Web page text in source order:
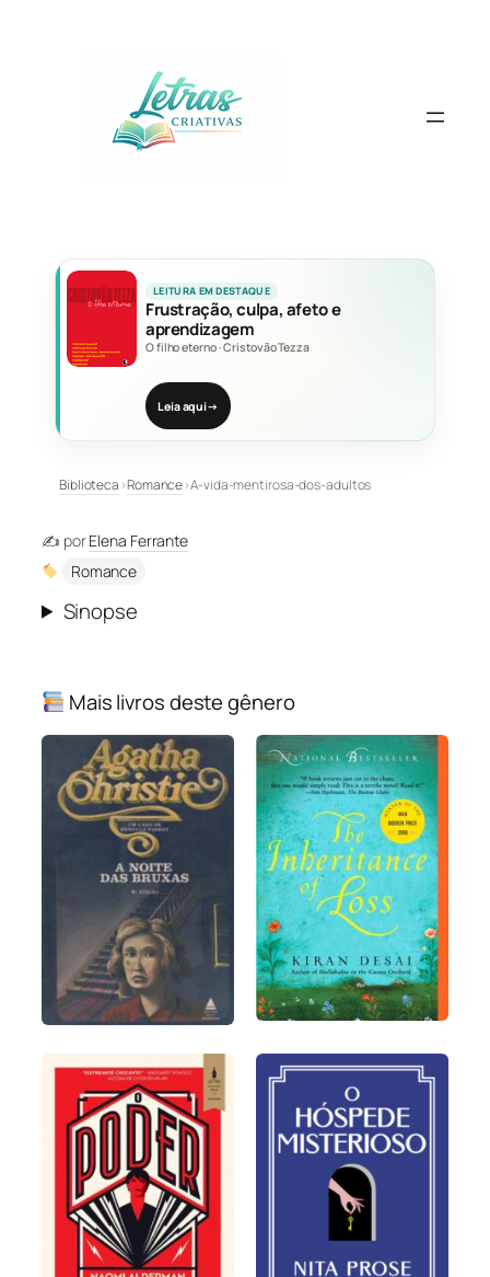
LEITURA EM DESTAQUE
Frustração, culpa, afeto e
aprendizagem
O filho eterno·Cristovão Tezza
Leia aqui→
Biblioteca›Romance›A-vida-mentirosa-dos-adultos
✍️ porElena Ferrante
Romance
Sinopse
Mais livros deste gênero